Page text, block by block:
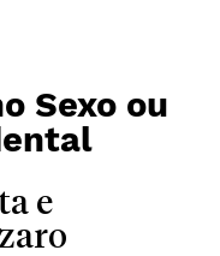
Sexo ou
e